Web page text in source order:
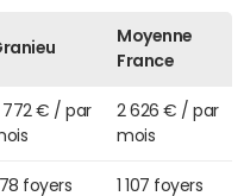
Moyenne
France
772 € / par
2 626 € / par
mois
foyers 1 107 foyers